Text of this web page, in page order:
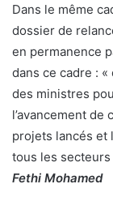
Dans le même
dossier de
en permanence
dans ce cadre :
des ministres
l’avancement
projets lancés et
tous les secteurs
Fethi Mohamed